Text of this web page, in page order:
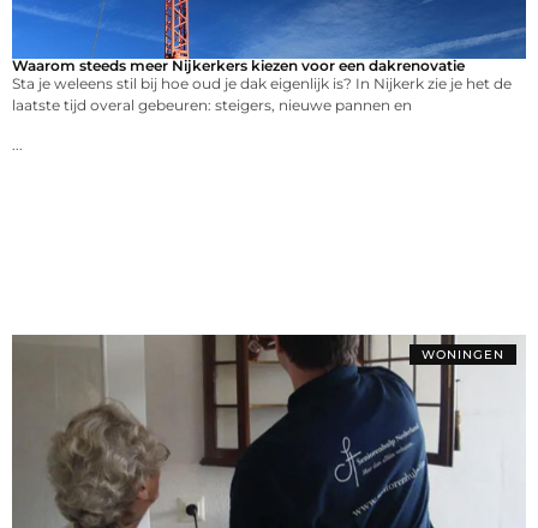
Waarom steeds meer Nijkerkers kiezen voor een dakrenovatie
Sta je weleens stil bij hoe oud je dak eigenlijk is? In Nijkerk zie je het de
laatste tijd overal gebeuren: steigers, nieuwe pannen en
WONINGEN